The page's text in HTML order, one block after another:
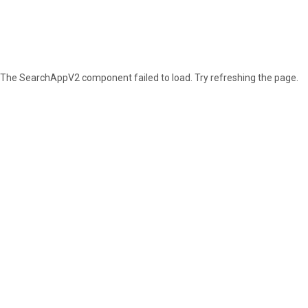
The SearchAppV2 component failed to load. Try refreshing the page.